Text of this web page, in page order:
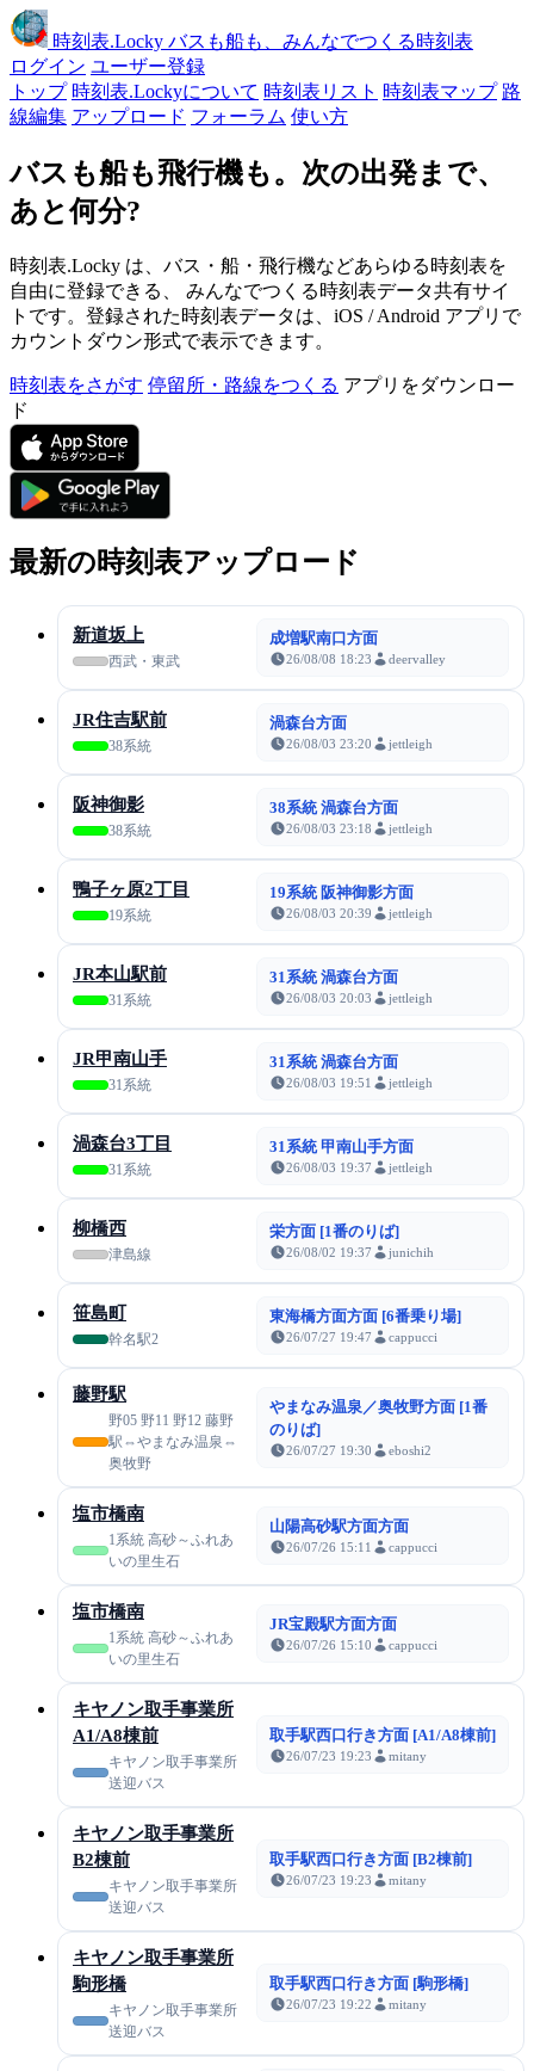
時刻表.Locky バスも船も、みんなでつくる時刻表
ログイン ユーザー登録
トップ 時刻表.Lockyについて 時刻表リスト 時刻表マップ 路
線編集 アップロード フォーラム 使い方
バスも船も飛行機も。次の出発まで、
あと何分?
時刻表.Locky は、バス・船・飛行機などあらゆる時刻表を
自由に登録できる、 みんなでつくる時刻表データ共有サイ
トです。登録された時刻表データは、iOS / Android アプリで
カウントダウン形式で表示できます。
時刻表をさがす 停留所・路線をつくる アプリをダウンロー
ド
最新の時刻表アップロード
新道坂上
西武・東武
成増駅南口方面
26/08/08 18:23 deervalley
JR住吉駅前
38系統
渦森台方面
26/08/03 23:20 jettleigh
阪神御影
38系統
38系統 渦森台方面
26/08/03 23:18 jettleigh
鴨子ヶ原2丁目
19系統
19系統 阪神御影方面
26/08/03 20:39 jettleigh
JR本山駅前
31系統
31系統 渦森台方面
26/08/03 20:03 jettleigh
JR甲南山手
31系統
31系統 渦森台方面
26/08/03 19:51 jettleigh
渦森台3丁目
31系統
31系統 甲南山手方面
26/08/03 19:37 jettleigh
柳橋西
津島線
栄方面 [1番のりば]
26/08/02 19:37 junichih
笹島町
幹名駅2
東海橋方面方面 [6番乗り場]
26/07/27 19:47 cappucci
藤野駅
野05 野11 野12 藤野
駅⇔やまなみ温泉⇔
奥牧野
やまなみ温泉／奥牧野方面 [1番
のりば]
26/07/27 19:30 eboshi2
塩市橋南
1系統 高砂～ふれあ
いの里生石
山陽高砂駅方面方面
26/07/26 15:11 cappucci
塩市橋南
1系統 高砂～ふれあ
いの里生石
JR宝殿駅方面方面
26/07/26 15:10 cappucci
キヤノン取手事業所
A1/A8棟前
キヤノン取手事業所
送迎バス
取手駅西口行き方面 [A1/A8棟前]
26/07/23 19:23 mitany
キヤノン取手事業所
B2棟前
キヤノン取手事業所
送迎バス
取手駅西口行き方面 [B2棟前]
26/07/23 19:23 mitany
キヤノン取手事業所
駒形橋
キヤノン取手事業所
送迎バス
取手駅西口行き方面 [駒形橋]
26/07/23 19:22 mitany